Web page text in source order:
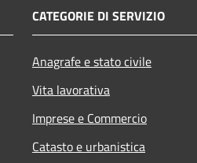
CATEGORIE DI SERVIZIO
Anagrafe e stato civile
Vita lavorativa
Imprese e Commercio
Catasto e urbanistica